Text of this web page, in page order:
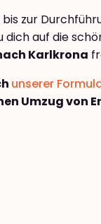
zur
dich auf die
Karlkrona
unserer
Umzug von